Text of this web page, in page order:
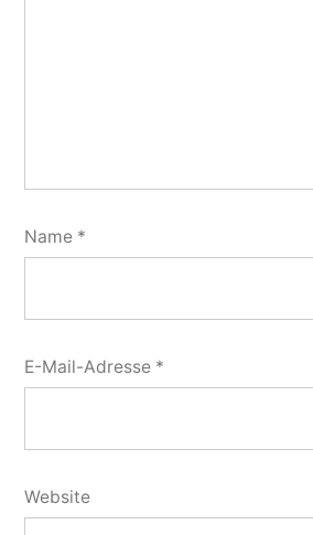
Name *
E-Mail-Adresse *
Website